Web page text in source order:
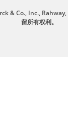
& Co., Inc., Rahway,
留所有权利。